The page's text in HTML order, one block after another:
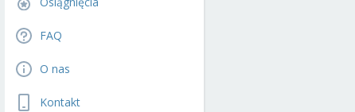
FAQ
O nas
Kontakt